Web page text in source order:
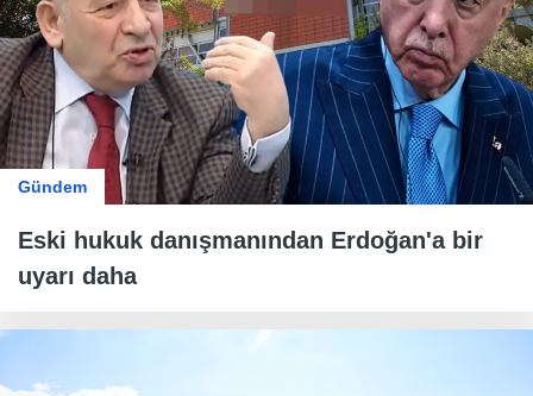
Gündem
Eski hukuk danışmanından Erdoğan'a bir
uyarı daha